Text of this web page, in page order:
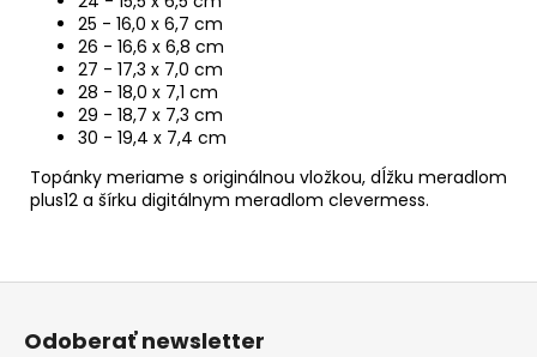
25 - 16,0 x 6,7 cm
26 - 16,6 x 6,8 cm
27 - 17,3 x 7,0 cm
28 - 18,0 x 7,1 cm
29 - 18,7 x 7,3 cm
30 - 19,4 x 7,4 cm
Topánky meriame s originálnou vložkou, dĺžku meradlom
plus12 a šírku digitálnym meradlom clevermess.
Z
Odoberať newsletter